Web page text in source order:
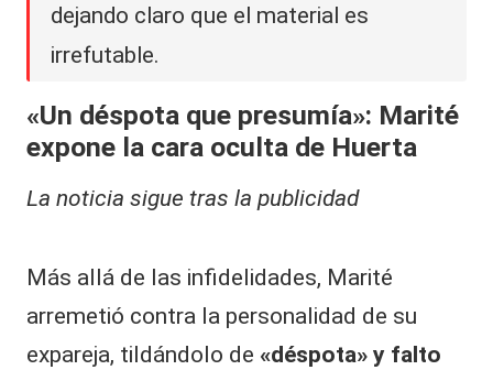
dejando claro que el material es
irrefutable.
«Un déspota que presumía»: Marité
expone la cara oculta de Huerta
La noticia sigue tras la publicidad
​Más allá de las infidelidades, Marité
arremetió contra la personalidad de su
expareja, tildándolo de «déspota» y falto